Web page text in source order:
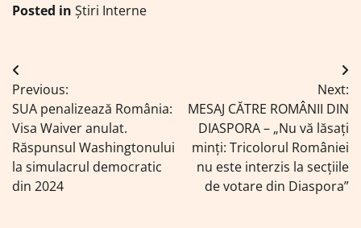
Posted in Știri Interne
Navigare
în
articole
Previous:
SUA penalizează România:
Visa Waiver anulat.
Răspunsul Washingtonului
la simulacrul democratic
din 2024
Next:
MESAJ CĂTRE ROMÂNII DIN
DIASPORA – „Nu vă lăsați
minți: Tricolorul României
nu este interzis la secțiile
de votare din Diaspora”